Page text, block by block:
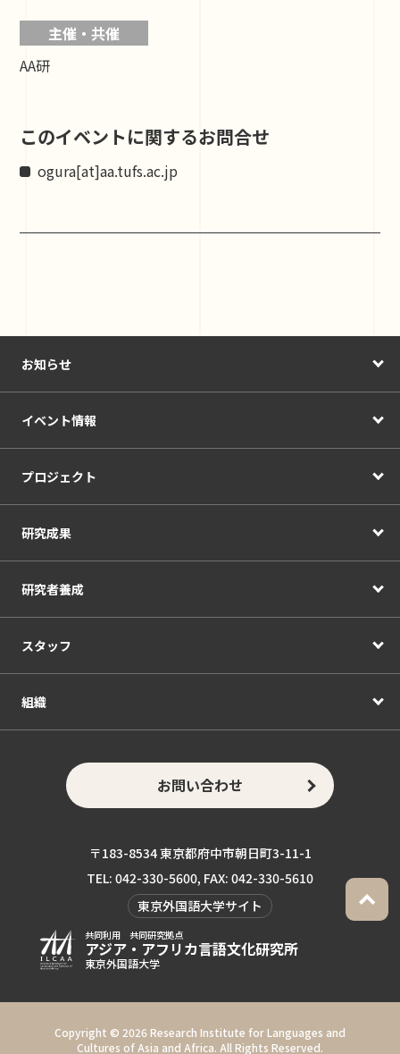
主催・共催
AA研
このイベントに関するお問合せ
ogura[at]aa.tufs.ac.jp
お知らせ
イベント情報
プロジェクト
研究成果
研究者養成
スタッフ
組織
お問い合わせ
〒183-8534 東京都府中市朝日町3-11-1
TEL: 042-330-5600, FAX: 042-330-5610
東京外国語大学サイト
共同利用 共同研究拠点
アジア・アフリカ言語文化研究所
東京外国語大学
Copyright © 2026 Research Institute for Languages and
Cultures of Asia and Africa. All Rights Reserved.